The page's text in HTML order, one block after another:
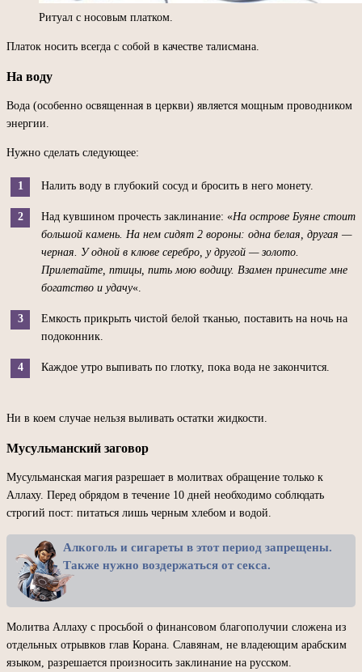
Ритуал с носовым платком.
Платок носить всегда с собой в качестве талисмана.
На воду
Вода (особенно освященная в церкви) является мощным проводником
энергии.
Нужно сделать следующее:
Налить воду в глубокий сосуд и бросить в него монету.
Над кувшином прочесть заклинание: «На острове Буяне стоит
большой камень. На нем сидят 2 вороны: одна белая, другая —
черная. У одной в клюве серебро, у другой — золото.
Прилетайте, птицы, пить мою водицу. Взамен принесите мне
богатство и удачу«.
Емкость прикрыть чистой белой тканью, поставить на ночь на
подоконник.
Каждое утро выпивать по глотку, пока вода не закончится.
Ни в коем случае нельзя выливать остатки жидкости.
Мусульманский заговор
Мусульманская магия разрешает в молитвах обращение только к
Аллаху. Перед обрядом в течение 10 дней необходимо соблюдать
строгий пост: питаться лишь черным хлебом и водой.
Алкоголь и сигареты в этот период запрещены.
Также нужно воздержаться от секса.
Молитва Аллаху с просьбой о финансовом благополучии сложена из
отдельных отрывков глав Корана. Славянам, не владеющим арабским
языком, разрешается произносить заклинание на русском.